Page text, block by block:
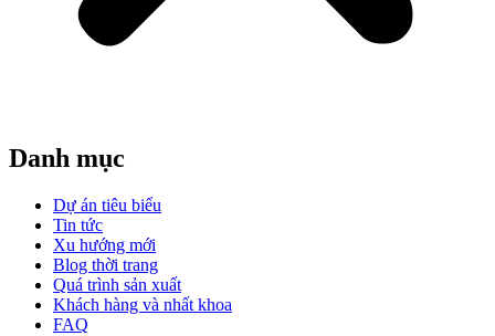
Danh mục
Dự án tiêu biểu
Tin tức
Xu hướng mới
Blog thời trang
Quá trình sản xuất
Khách hàng và nhất khoa
FAQ